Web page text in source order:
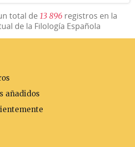
total de 13 896registros en la
de la Filología Española
añadidos